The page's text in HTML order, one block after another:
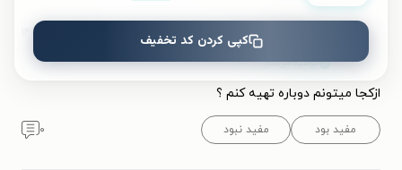
توصیه می‌کنم.
۱۴۰۵/۰۲/۰۴
ازکجا میتونم دوباره تهیه کنم ؟
مفید بود مفید نبود ۰
کپی کردن کد تخفیف